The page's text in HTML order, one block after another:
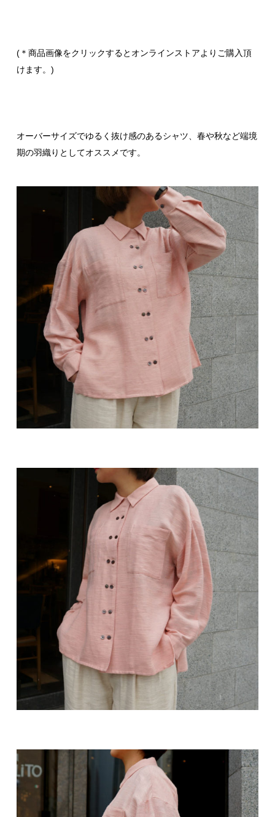
(＊商品画像をクリックするとオンラインストアよりご購入頂
けます。)
オーバーサイズでゆるく抜け感のあるシャツ、春や秋など端境
期の羽織りとしてオススメです。